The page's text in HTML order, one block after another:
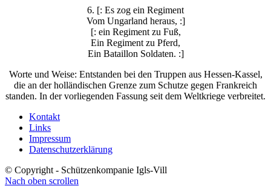
6. [: Es zog ein Regiment
Vom Ungarland heraus, :]
[: ein Regiment zu Fuß,
Ein Regiment zu Pferd,
Ein Bataillon Soldaten. :]
Worte und Weise: Entstanden bei den Truppen aus Hessen-Kassel,
die an der holländischen Grenze zum Schutze gegen Frankreich
standen. In der vorliegenden Fassung seit dem Weltkriege verbreitet.
Kontakt
Links
Impressum
Datenschutzerklärung
© Copyright - Schützenkompanie Igls-Vill
Nach oben scrollen